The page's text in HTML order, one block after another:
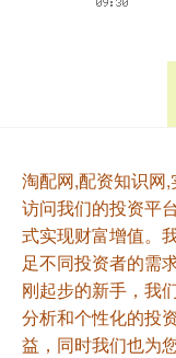
淘配网,配资知识网
访问我们的投资平
式实现财富增值。
足不同投资者的需
刚起步的新手，我
分析和个性化的投
益，同时我们也为